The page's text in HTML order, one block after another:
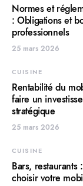
Normes et
: Obligations et
professionnels
25 mars 2026
CUISINE
Rentabilité du
faire un
stratégique
25 mars 2026
CUISINE
Bars,
choisir votre